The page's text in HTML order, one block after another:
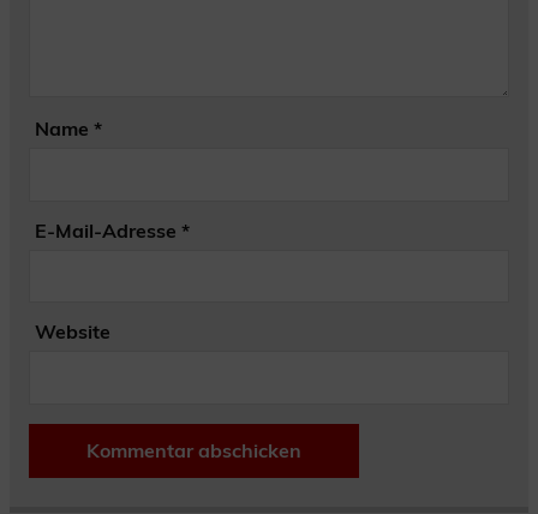
Name *
E-Mail-Adresse *
Website